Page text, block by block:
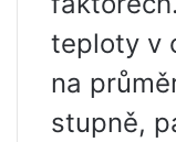
teploty v
na
stupně,